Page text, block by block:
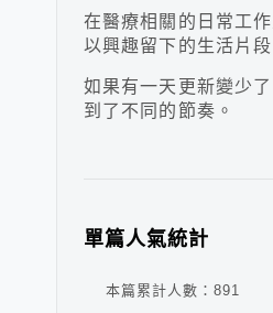
在醫療相關的日常工
以興趣留下的生活片段
如果有一天更新變少
到了不同的節奏。
單篇人氣統計
本篇累計人數： 891